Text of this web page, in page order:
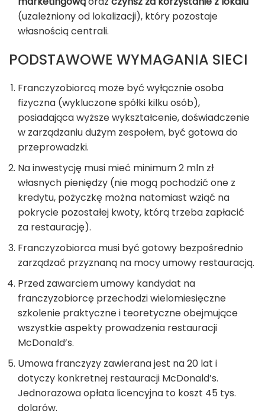
(uzależniony od lokalizacji), który pozostaje
własnością centrali.
PODSTAWOWE WYMAGANIA SIECI
Franczyzobiorcą może być wyłącznie osoba
fizyczna (wykluczone spółki kilku osób),
posiadająca wyższe wykształcenie, doświadczenie
w zarządzaniu dużym zespołem, być gotowa do
przeprowadzki.
Na inwestycję musi mieć minimum 2 mln zł
własnych pieniędzy (nie mogą pochodzić one z
kredytu, pożyczkę można natomiast wziąć na
pokrycie pozostałej kwoty, którą trzeba zapłacić
za restaurację).
Franczyzobiorca musi być gotowy bezpośrednio
zarządzać przyznaną na mocy umowy restauracją.
Przed zawarciem umowy kandydat na
franczyzobiorcę przechodzi wielomiesięczne
szkolenie praktyczne i teoretyczne obejmujące
wszystkie aspekty prowadzenia restauracji
McDonald’s.
Umowa franczyzy zawierana jest na 20 lat i
dotyczy konkretnej restauracji McDonald’s.
Jednorazowa opłata licencyjna to koszt 45 tys.
dolarów.